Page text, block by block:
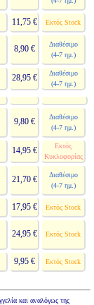
11,75 € Εκτός Stock
8,90 €
Διαθέσιμο
(4-7 ημ.)
28,95 €
Διαθέσιμο
(4-7 ημ.)
9,80 €
Διαθέσιμο
(4-7 ημ.)
14,95 €
Εκτός
Κυκλοφορίας
21,70 €
Διαθέσιμο
(4-7 ημ.)
17,95 € Εκτός Stock
24,95 € Εκτός Stock
9,95 € Εκτός Stock
και αναλόγως της